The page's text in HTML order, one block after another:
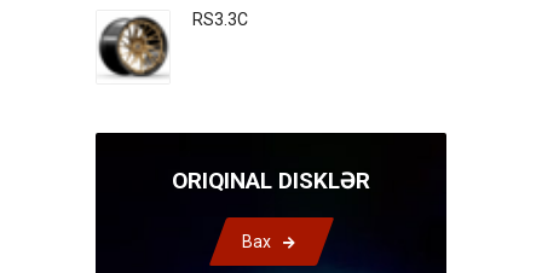
RS3.3C
ORIQINAL DISKLƏR
Bax